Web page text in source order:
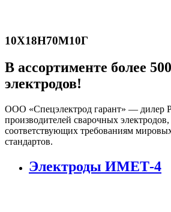
10Х18Н70М10Г
В ассортименте более
электродов!
ООО «Спецэлектрод гарант» — дилер
производителей сварочных электродов,
соответствующих требованиям
стандартов.
Электроды ИМЕТ-4